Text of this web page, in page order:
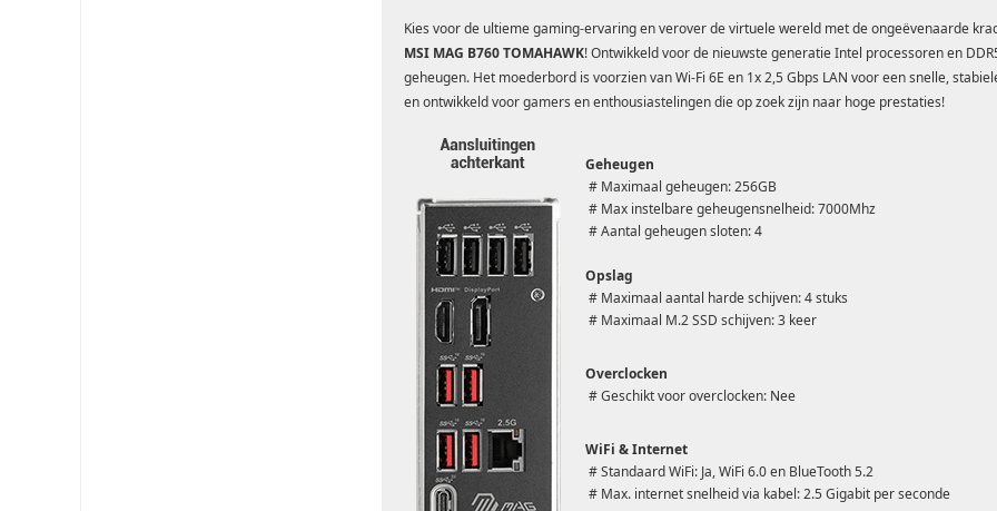
Kies voor de ultieme gaming-ervaring en verover de virtuele wereld met de ongeëvenaarde
MSI MAG B760 TOMAHAWK! Ontwikkeld voor de nieuwste generatie Intel processoren en
geheugen. Het moederbord is voorzien van Wi-Fi 6E en 1x 2,5 Gbps LAN voor een snelle,
en ontwikkeld voor gamers en enthousiastelingen die op zoek zijn naar hoge prestaties!
Geheugen
# Maximaal geheugen: 256GB
# Max instelbare geheugensnelheid: 7000Mhz
# Aantal geheugen sloten: 4
Opslag
# Maximaal aantal harde schijven: 4 stuks
# Maximaal M.2 SSD schijven: 3 keer
Overclocken
# Geschikt voor overclocken: Nee
WiFi & Internet
# Standaard WiFi: Ja, WiFi 6.0 en BlueTooth 5.2
# Max. internet snelheid via kabel: 2.5 Gigabit per seconde